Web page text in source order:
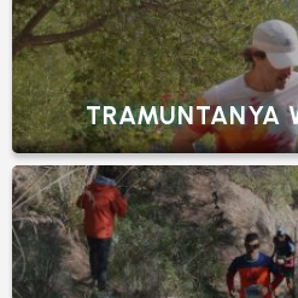
TRAMUNTANYA